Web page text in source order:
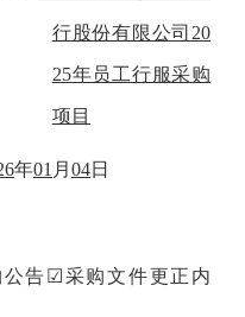
行股份有限公司20
25年员工行服采购
项目
年01 月 04日
告☑采购文件更正内